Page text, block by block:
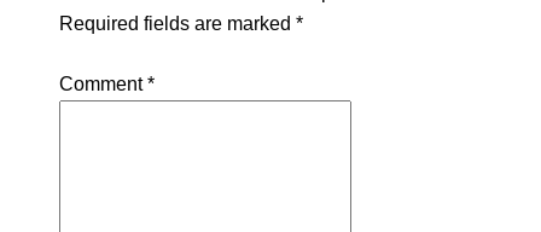
Required fields are marked *
Comment*